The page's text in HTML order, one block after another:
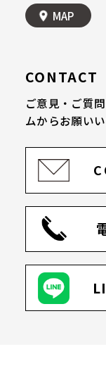
MAP
CONTACT
ご意見・ご質
ムからお願いい